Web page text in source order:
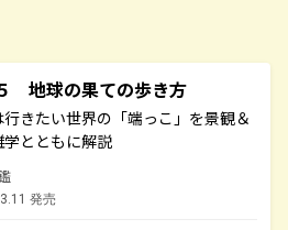
地球の果ての歩き方
行きたい世界の「端っこ」を景観＆
とともに解説
発売